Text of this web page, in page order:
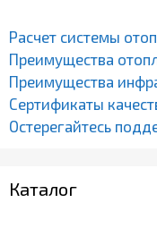
Расчет системы
Преимущества
Преимущества
Сертификаты
Остерегайтесь
Каталог